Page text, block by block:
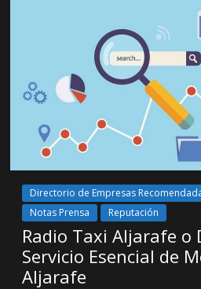
Directorio de Empresas
Notas Prensa
Reputación
Radio Taxi Aljarafe o
Servicio Esencial de
Aljarafe